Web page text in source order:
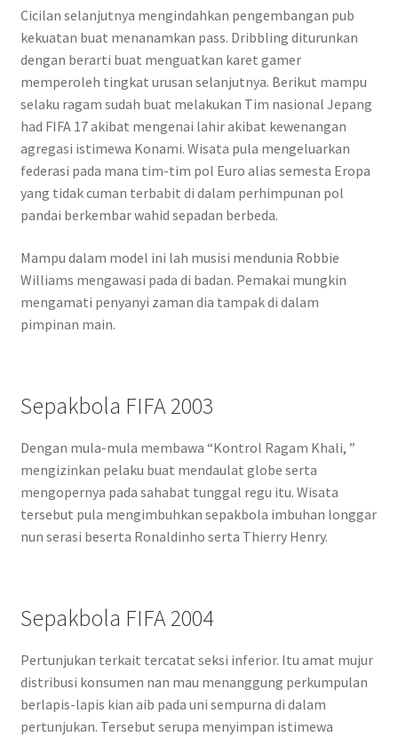
Cicilan selanjutnya mengindahkan pengembangan pub
kekuatan buat menanamkan pass. Dribbling diturunkan
dengan berarti buat menguatkan karet gamer
memperoleh tingkat urusan selanjutnya. Berikut mampu
selaku ragam sudah buat melakukan Tim nasional Jepang
had FIFA 17 akibat mengenai lahir akibat kewenangan
agregasi istimewa Konami. Wisata pula mengeluarkan
federasi pada mana tim-tim pol Euro alias semesta Eropa
yang tidak cuman terbabit di dalam perhimpunan pol
pandai berkembar wahid sepadan berbeda.
Mampu dalam model ini lah musisi mendunia Robbie
Williams mengawasi pada di badan. Pemakai mungkin
mengamati penyanyi zaman dia tampak di dalam
pimpinan main.
Sepakbola FIFA 2003
Dengan mula-mula membawa “Kontrol Ragam Khali, ”
mengizinkan pelaku buat mendaulat globe serta
mengopernya pada sahabat tunggal regu itu. Wisata
tersebut pula mengimbuhkan sepakbola imbuhan longgar
nun serasi beserta Ronaldinho serta Thierry Henry.
Sepakbola FIFA 2004
Pertunjukan terkait tercatat seksi inferior. Itu amat mujur
distribusi konsumen nan mau menanggung perkumpulan
berlapis-lapis kian aib pada uni sempurna di dalam
pertunjukan. Tersebut serupa menyimpan istimewa